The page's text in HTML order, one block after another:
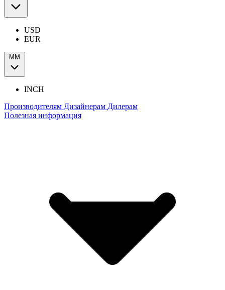
USD
EUR
ММ
INCH
Производителям Дизайнерам Дилерам
Полезная информация